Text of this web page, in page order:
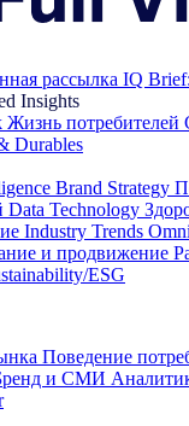
рассылка IQ
Insights
Жизнь потребителей
Durables
Brand Strategy
Data Technology
Industry Trends
и продвижение
ESG
Поведение
и СМИ